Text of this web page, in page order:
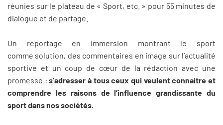
réunies sur le plateau de « Sport, etc. » pour 55 minutes de
dialogue et de partage.
Un reportage en immersion montrant le sport
comme solution, des commentaires en image sur l’actualité
sportive et un coup de cœur de la rédaction avec une
promesse :s’adresser à tous ceux qui veulent connaitre et
comprendre les raisons de l’influence grandissante du
sport dans nos sociétés.